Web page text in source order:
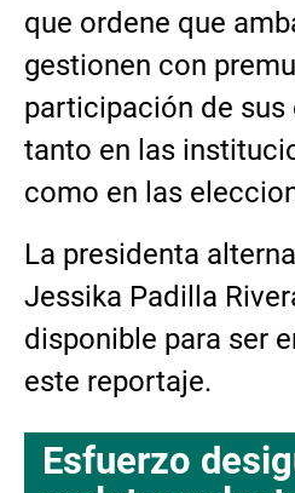
que ordene que
gestionen con
participación de sus
tanto en las
como en las
La presidenta
Jessika Padilla
disponible para ser
este reportaje.
Esfuerzo